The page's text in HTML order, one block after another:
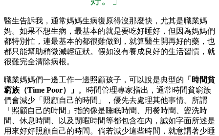
醫生告訴我，通常媽媽生病復原得沒那麼快，尤其是職業媽
媽。如果不想生病，最基本的就是要吃好睡好，但因為媽媽們
都特別忙，連最基本的都很難做到，就算醫生開再好的藥，也
都只能幫助稍微減輕症狀。假如沒有養成良好的生活習慣，就
很難完全清除病根。
職業媽媽們一邊工作一邊照顧孩子，可以說是典型的 「時間貧
窮族（Time Poor）」 。時間管理專家指出，通常時間貧窮族
們會減少「照顧自己的時間」，優先去處理其他事情。所謂
「照顧自己的時間」指的像是睡眠時間、用餐時間、盥洗時
間、休息時間、以及閒暇時間等都包含在內，誠如字面所述是
用來好好照顧自己的時間。倘若減少這些時間，就意謂著少睡